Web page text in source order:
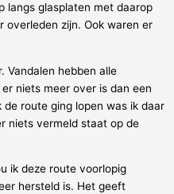
langs glasplaten met daarop
overleden zijn. Ook waren er
Vandalen hebben alle
niets meer over is dan een
route ging lopen was ik daar
niets vermeld staat op de
ik deze route voorlopig
hersteld is. Het geeft